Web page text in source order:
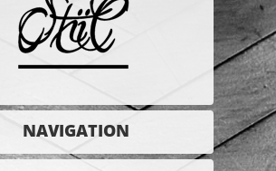
NAVIGATION